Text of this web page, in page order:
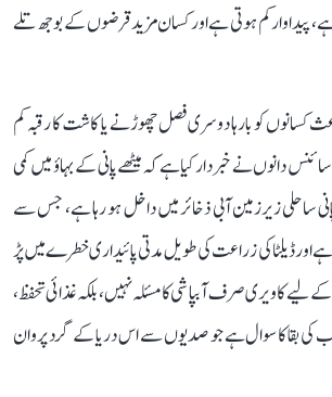
پیداوار کم ہوتی ہے اور کسان مزید قرضوں کے بوجھ تلے
کسانوں کو بارہا دوسری فصل چھوڑنے یا کاشت کا رقبہ کم
دانوں نے خبردار کیا ہے کہ میٹھے پانی کے بہاؤ میں کمی
ساحلی زیرزمین آبی ذخائر میں داخل ہو رہا ہے، جس سے
اور ڈیلٹا کی زراعت کی طویل مدتی پائیداری خطرے میں پڑ
لیے کاویری صرف آبپاشی کا مسئلہ نہیں، بلکہ غذائی تحفظ،
کی بقا کا سوال ہے جو صدیوں سے اس دریا کے گرد پروان